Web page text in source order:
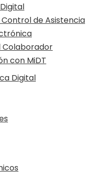
de Asistencia
Colaborador
con MiDT
Digital